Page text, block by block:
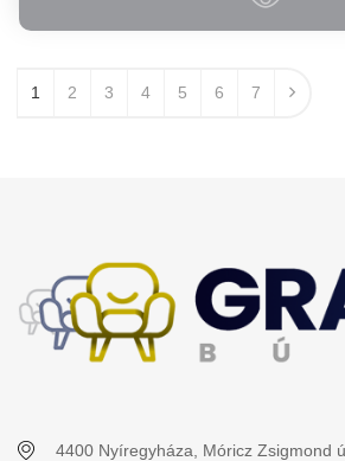
1 2 3 4 5 6 7
4400 Nyíregyháza, Móricz Zsigmond